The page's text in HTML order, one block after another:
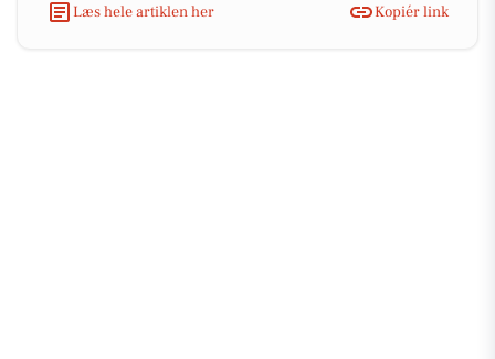
Læs hele artiklen her
Kopiér link